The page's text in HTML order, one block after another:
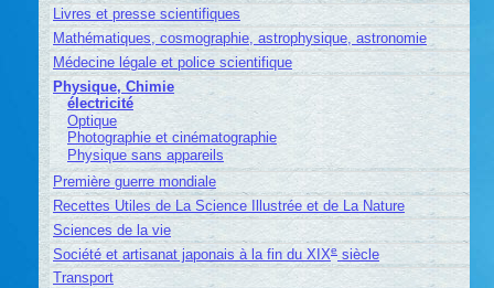
Livres et presse scientifiques
Mathématiques, cosmographie, astrophysique, astronomie
Médecine légale et police scientifique
Physique, Chimie
électricité
Optique
Photographie et cinématographie
Physique sans appareils
Première guerre mondiale
Recettes Utiles de La Science Illustrée et de La Nature
Sciences de la vie
Société et artisanat japonais à la fin du XIXesiècle
Transport